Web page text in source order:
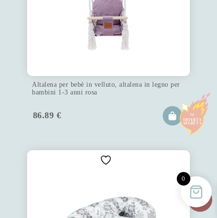
Altalena per bebè in velluto, altalena in legno per
bambini 1-3 anni rosa
86.89 €
0